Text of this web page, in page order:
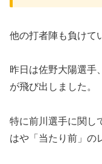
他の打者陣も負けて
昨日は佐野大陽選手
が飛び出しました。
特に前川選手に関し
はや「当たり前」の